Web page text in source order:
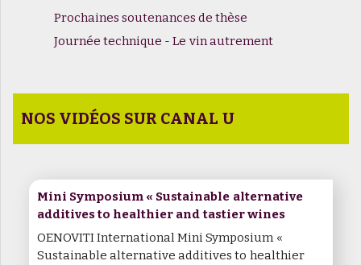
Prochaines soutenances de thèse
Journée technique - Le vin autrement
NOS VIDÉOS SUR CANAL U
Mini Symposium « Sustainable alternative
additives to healthier and tastier wines
OENOVITI International Mini Symposium «
Sustainable alternative additives to healthier